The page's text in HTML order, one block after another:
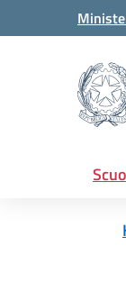
Vai ai contenuti
Vai al menu di